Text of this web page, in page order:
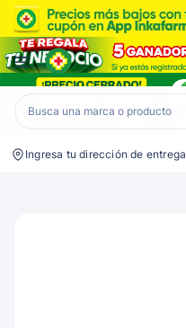
Inkafarma
Ingresa tu dirección de entrega